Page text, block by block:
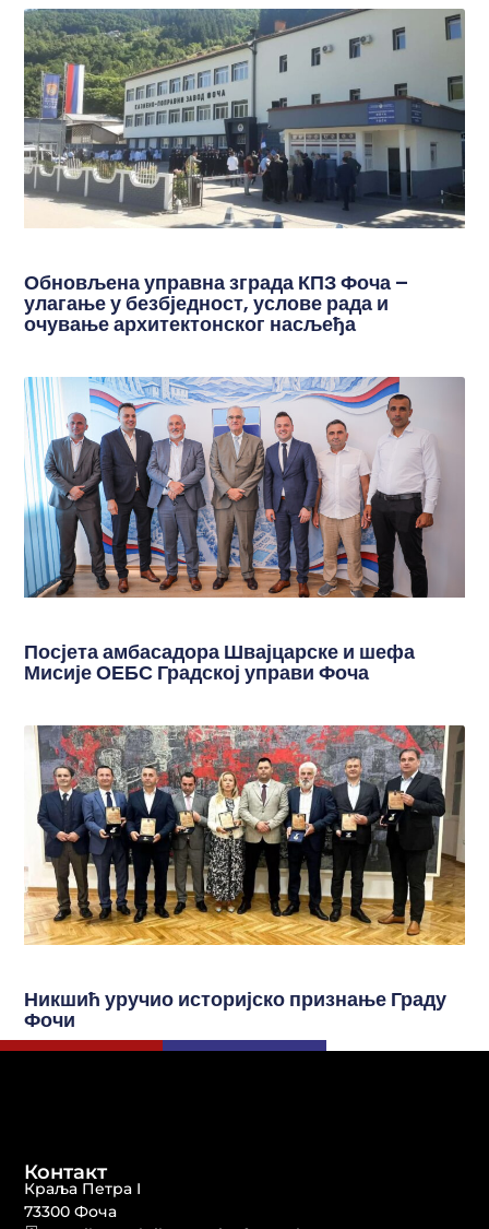
Обновљена управна зграда КПЗ Фоча –
улагање у безбједност, услове рада и
очување архитектонског насљеђа
Посјета амбасадора Швајцарске и шефа
Мисије ОЕБС Градској управи Фоча
Никшић уручио историјско признање Граду
Фочи
Контакт
Краља Петра I
73300 Фоча